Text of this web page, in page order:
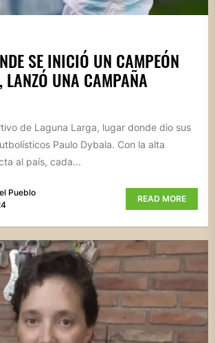
SE INICIÓ UN CAMPEÓN
LANZÓ UNA CAMPAÑA
de Laguna Larga, lugar donde dio sus
Paulo Dybala. Con la alta
al país, cada...
Pueblo
READ MORE